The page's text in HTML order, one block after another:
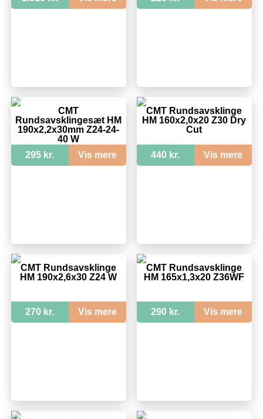
CMT
Rundsavsklingesæt HM
190x2,2x30mm Z24-24-
40 W
295 kr.
Vis mere
CMT Rundsavsklinge
HM 160x2,0x20 Z30 Dry
Cut
440 kr. Vis mere
CMT Rundsavsklinge
HM 190x2,6x30 Z24 W
270 kr. Vis mere
CMT Rundsavsklinge
HM 165x1,3x20 Z36WF
290 kr. Vis mere